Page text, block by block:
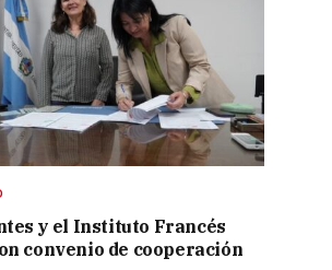
y el Instituto Francés
convenio de cooperación